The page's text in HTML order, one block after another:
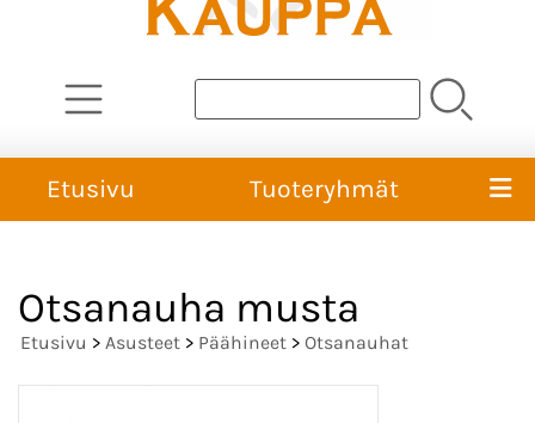
Etusivu Tuoteryhmät
Otsanauha musta
Etusivu > Asusteet > Päähineet > Otsanauhat